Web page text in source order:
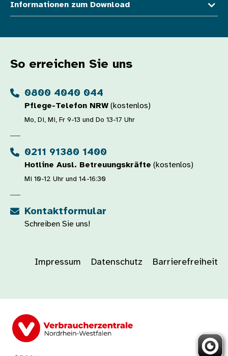
Informationen zum Download
So erreichen Sie uns
0800 4040 044
Pflege-Telefon NRW (kostenlos)
Mo, Di, Mi, Fr 9-13 und Do 13-17 Uhr
0211 91380 1400
Hotline Ausl. Betreuungskräfte (kostenlos)
Mi 10-12 Uhr und 14-16:30
Kontaktformular
Schreiben Sie uns!
Impressum Datenschutz Barrierefreiheit